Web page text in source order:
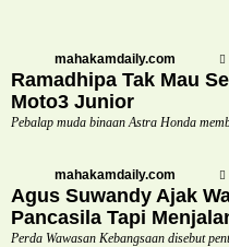
mahakamdaily.com
Ramadhipa Tak Mau
Moto3 Junior
Pebalap muda binaan Astra Honda
mahakamdaily.com
Agus Suwandy Ajak
Pancasila Tapi
Perda Wawasan Kebangsaan disebut